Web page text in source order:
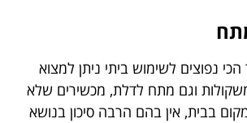
נפוצים לשימוש ביתי ניתן למצוא
וגם מתח לדלת, מכשירים שלא
בבית, אין בהם הרבה סיכון בנושא